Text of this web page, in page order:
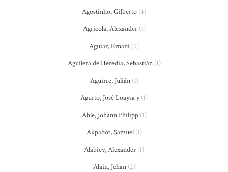
Agostinho, Gilberto (4)
Agricola, Alexander(1)
Aguiar, Ernani (5)
Aguilera de Heredia, Sebastián(1)
Aguirre, Julián(1)
Agurto, José Loaysa y(1)
Ahle, Johann Philipp(1)
Akpabot, Samuel(1)
Alabiev, Alexander (1)
Alain, Jehan(2)